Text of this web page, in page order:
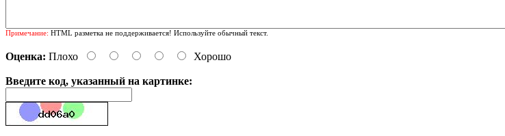
Примечание: HTML разметка не поддерживается! Используйте обычный текст.
Оценка: Плохо Хорошо
Введите код, указанный на картинке: